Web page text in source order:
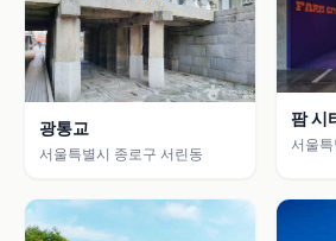
광통교
서울특별시 종로구 서린동
팜 시
서울